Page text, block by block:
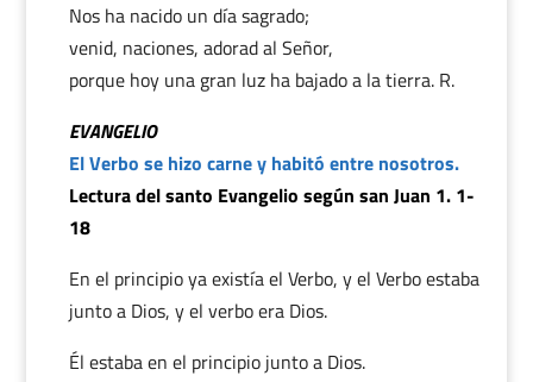
Nos ha nacido un día sagrado;
venid, naciones, adorad al Señor,
porque hoy una gran luz ha bajado a la tierra. R.
EVANGELIO
El Verbo se hizo carne y habitó entre nosotros.
Lectura del santo Evangelio según san Juan 1. 1-
18
En el principio ya existía el Verbo, y el Verbo estaba
junto a Dios, y el verbo era Dios.
Él estaba en el principio junto a Dios.